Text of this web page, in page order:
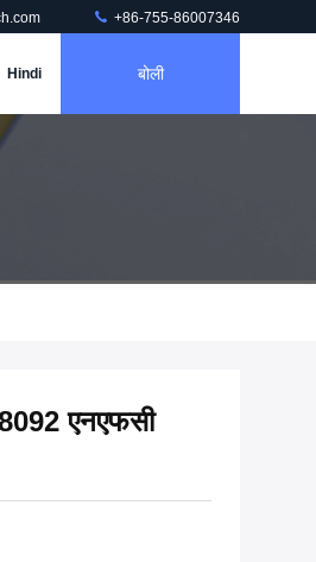
+86-755-86007346
Hindi बोली
एनएफसी